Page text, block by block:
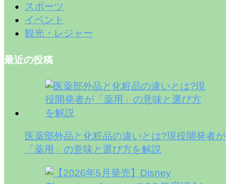
スポーツ
イベント
観光・レジャー
最近の投稿
医薬部外品と化粧品の違いとは?現役開発者が
「薬用」の意味と選び方を解説